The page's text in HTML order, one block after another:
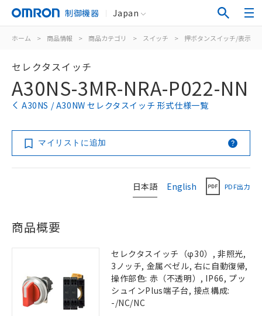
制御機器 Japan
ホーム > 商品情報 > 商品カテゴリ > スイッチ > 押ボタンスイッチ/表示灯
セレクタスイッチ
A30NS-3MR-NRA-P022-NN
A30NS / A30NW セレクタスイッチ 形式仕様一覧
マイリストに追加
日本語 English PDF出力
商品概要
セレクタスイッチ（φ30）, 非照光,
3ノッチ, 金属ベゼル, 右に自動復帰,
操作部色: 赤（不透明）, IP66, プッ
シュインPlus端子台, 接点構成:
-/NC/NC